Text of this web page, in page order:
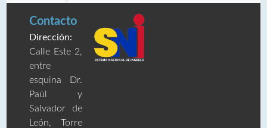
Contacto
Dirección:
Calle Este 2,
entre
esquina Dr.
Paúl y
Salvador de
León, Torre